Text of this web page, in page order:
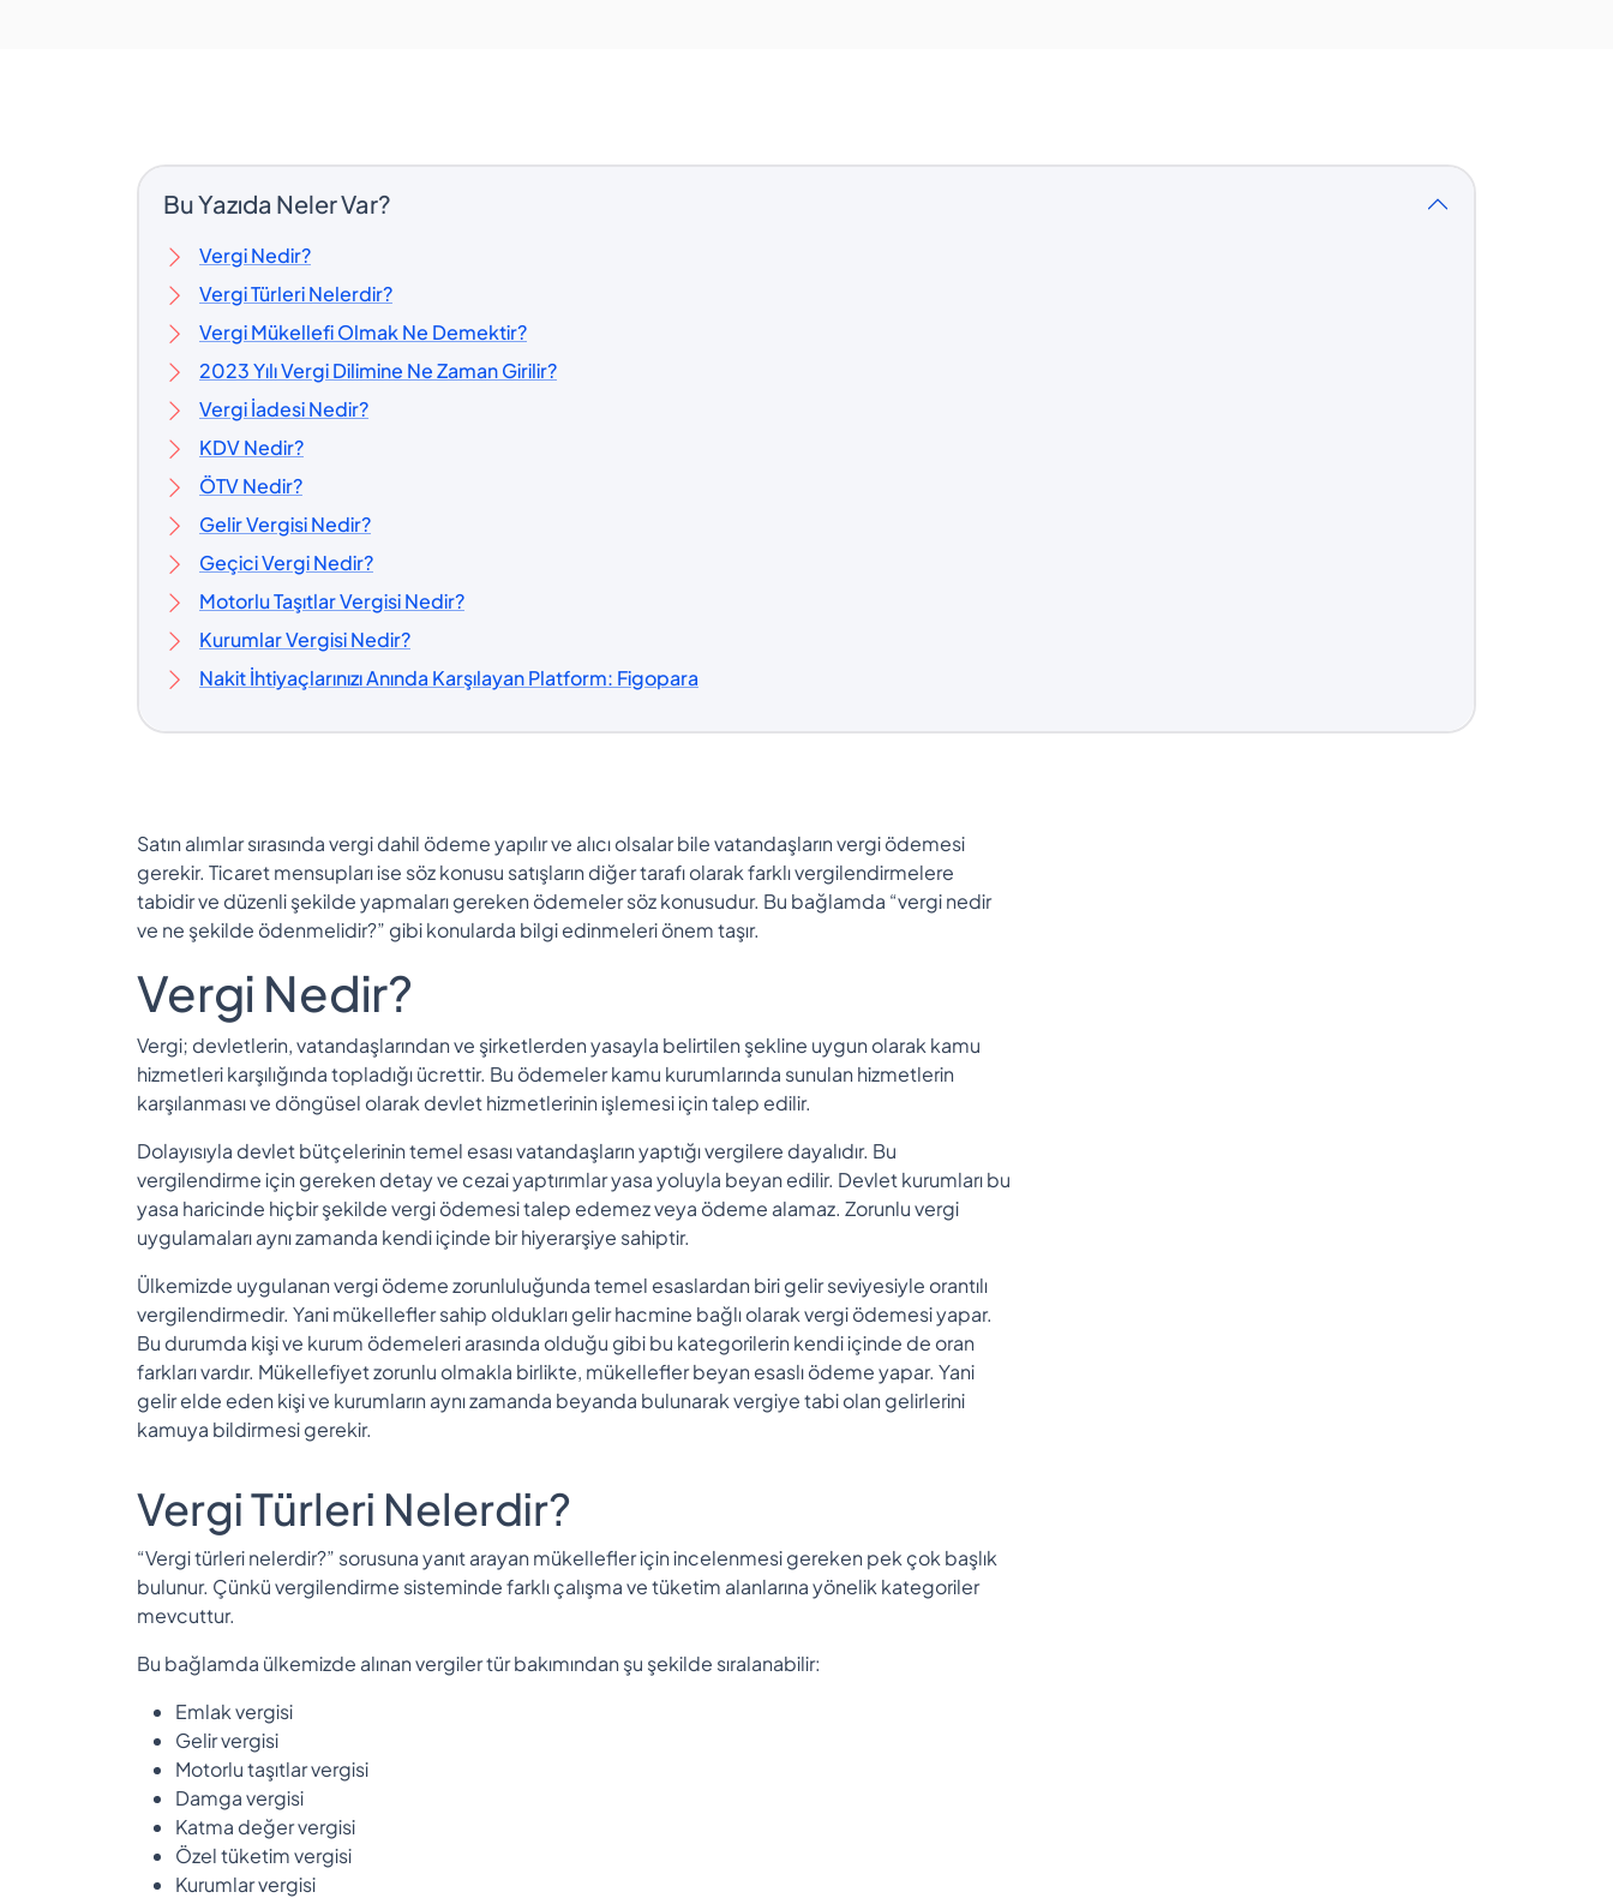
Bu Yazıda Neler Var?
Vergi Nedir?
Vergi Türleri Nelerdir?
Vergi Mükellefi Olmak Ne Demektir?
2023 Yılı Vergi Dilimine Ne Zaman Girilir?
Vergi İadesi Nedir?
KDV Nedir?
ÖTV Nedir?
Gelir Vergisi Nedir?
Geçici Vergi Nedir?
Motorlu Taşıtlar Vergisi Nedir?
Kurumlar Vergisi Nedir?
Nakit İhtiyaçlarınızı Anında Karşılayan Platform: Figopara
Satın alımlar sırasında vergi dahil ödeme yapılır ve alıcı olsalar bile vatandaşların vergi ödemesi
gerekir. Ticaret mensupları ise söz konusu satışların diğer tarafı olarak farklı vergilendirmelere
tabidir ve düzenli şekilde yapmaları gereken ödemeler söz konusudur. Bu bağlamda “vergi nedir
ve ne şekilde ödenmelidir?” gibi konularda bilgi edinmeleri önem taşır.
Vergi Nedir?
Vergi; devletlerin, vatandaşlarından ve şirketlerden yasayla belirtilen şekline uygun olarak kamu
hizmetleri karşılığında topladığı ücrettir. Bu ödemeler kamu kurumlarında sunulan hizmetlerin
karşılanması ve döngüsel olarak devlet hizmetlerinin işlemesi için talep edilir.
Dolayısıyla devlet bütçelerinin temel esası vatandaşların yaptığı vergilere dayalıdır. Bu
vergilendirme için gereken detay ve cezai yaptırımlar yasa yoluyla beyan edilir. Devlet kurumları bu
yasa haricinde hiçbir şekilde vergi ödemesi talep edemez veya ödeme alamaz. Zorunlu vergi
uygulamaları aynı zamanda kendi içinde bir hiyerarşiye sahiptir.
Ülkemizde uygulanan vergi ödeme zorunluluğunda temel esaslardan biri gelir seviyesiyle orantılı
vergilendirmedir. Yani mükellefler sahip oldukları gelir hacmine bağlı olarak vergi ödemesi yapar.
Bu durumda kişi ve kurum ödemeleri arasında olduğu gibi bu kategorilerin kendi içinde de oran
farkları vardır. Mükellefiyet zorunlu olmakla birlikte, mükellefler beyan esaslı ödeme yapar. Yani
gelir elde eden kişi ve kurumların aynı zamanda beyanda bulunarak vergiye tabi olan gelirlerini
kamuya bildirmesi gerekir.
Vergi Türleri Nelerdir?
“Vergi türleri nelerdir?” sorusuna yanıt arayan mükellefler için incelenmesi gereken pek çok başlık
bulunur. Çünkü vergilendirme sisteminde farklı çalışma ve tüketim alanlarına yönelik kategoriler
mevcuttur.
Bu bağlamda ülkemizde alınan vergiler tür bakımından şu şekilde sıralanabilir:
Emlak vergisi
Gelir vergisi
Motorlu taşıtlar vergisi
Damga vergisi
Katma değer vergisi
Özel tüketim vergisi
Kurumlar vergisi